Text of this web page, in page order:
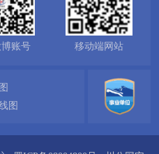
账号 移动端网站
图